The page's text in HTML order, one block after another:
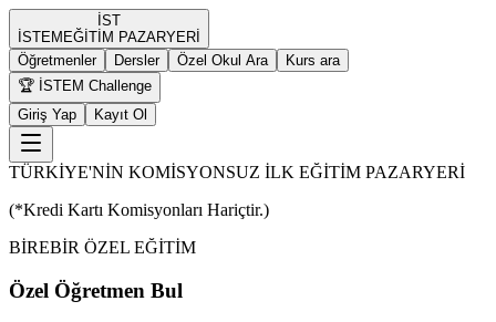
İST
İSTEM EĞİTİM PAZARYERİ
Öğretmenler
Dersler Özel Okul Ara
Kurs ara
🏆 İSTEM Challenge
Giriş Yap
Kayıt Ol
TÜRKİYE'NİN KOMİSYONSUZ İLK EĞİTİM PAZARYERİ
(*Kredi Kartı Komisyonları Hariçtir.)
BİREBİR ÖZEL EĞİTİM
Özel Öğretmen Bul